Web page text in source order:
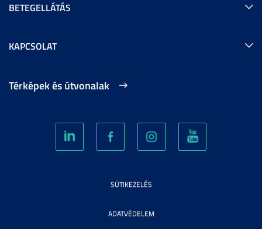
BETEGELLÁTÁS
KAPCSOLAT
Térképek és útvonalak
SÜTIKEZELÉS
ADATVÉDELEM